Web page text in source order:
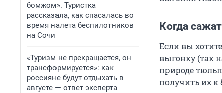
бомжом». Туристка
рассказала, как спасалась во
время налета беспилотников
на Сочи
«Туризм не прекращается, он
трансформируется»: как
россияне будут отдыхать в
августе — ответ эксперта
Когда
Если вы
выгонку (так
природе
получить их к